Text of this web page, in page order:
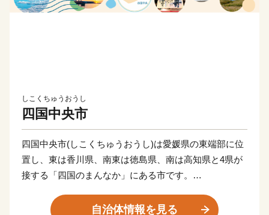
しこくちゅうおうし
四国中央市
四国中央市(しこくちゅうおうし)は愛媛県の東端部に位
置し、東は香川県、南東は徳島県、南は高知県と4県が
接する「四国のまんなか」にある市です。
km、徳島市までは約100 km、大阪市へ約300 km、東京
自治体情報を見る